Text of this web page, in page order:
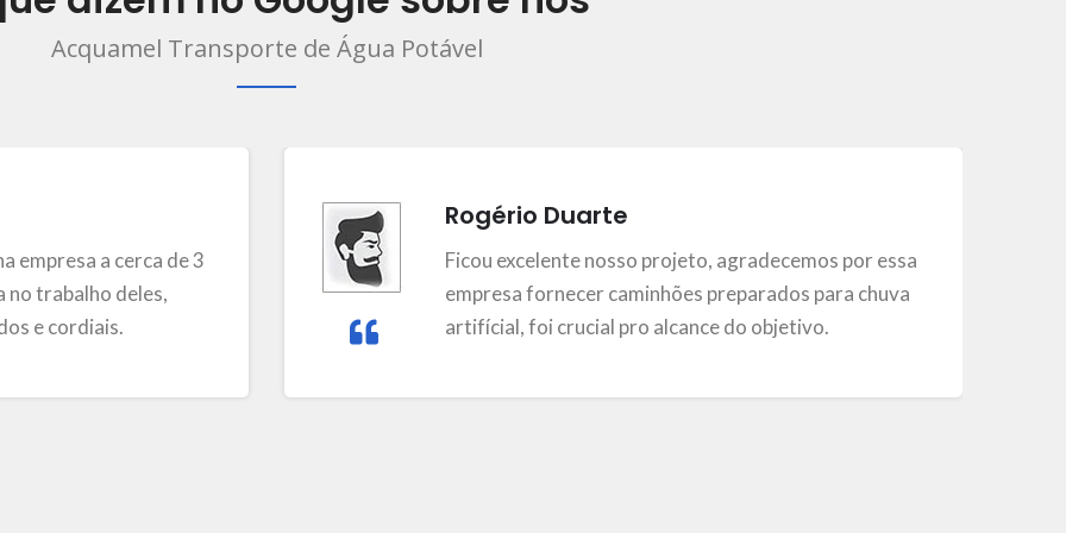
Acquamel Transporte de Água Potável
empresa a cerca de 3
no trabalho deles,
e cordiais.
Rogério Duarte
Ficou excelente nosso projeto, agradecemos por essa
empresa fornecer caminhões preparados para chuva
artifícial, foi crucial pro alcance do objetivo.